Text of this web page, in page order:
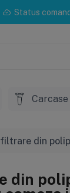
Status
din
din